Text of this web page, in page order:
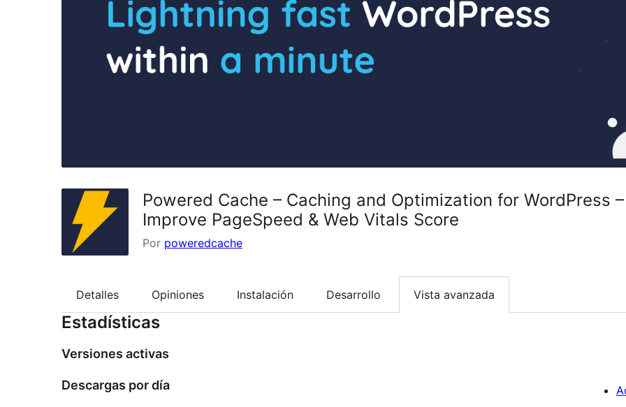
Powered Cache – Caching and Optimization for WordPress
Improve PageSpeed & Web Vitals Score
Por poweredcache
Detalles Opiniones Instalación Desarrollo Vista avanzada
Estadísticas
Versiones activas
Descargas por día